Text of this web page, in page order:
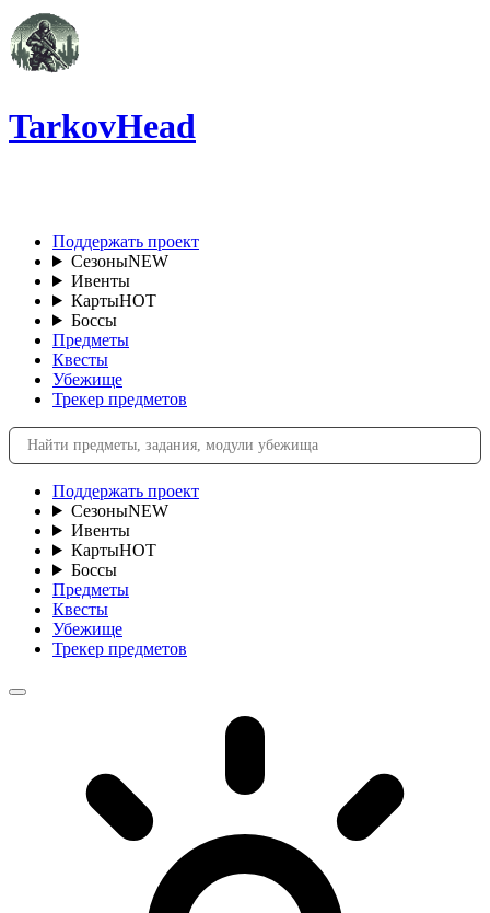
TarkovHead
Поддержать проект
СезоныNEW
Ивенты
КартыHOT
Боссы
Предметы
Квесты
Убежище
Трекер предметов
Поддержать проект
СезоныNEW
Ивенты
КартыHOT
Боссы
Предметы
Квесты
Убежище
Трекер предметов